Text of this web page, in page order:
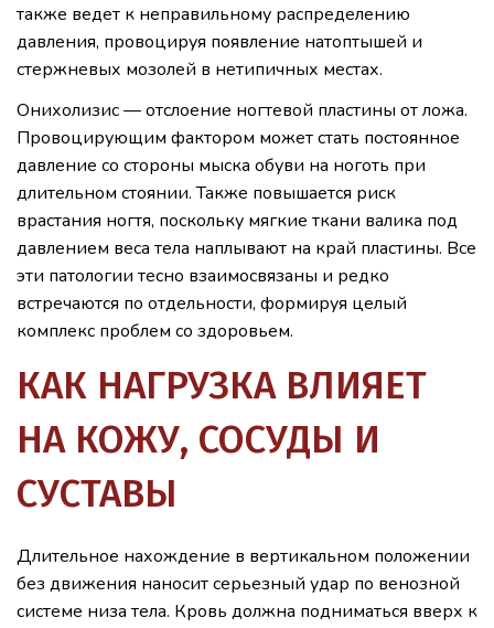
также ведет к неправильному распределению
давления, провоцируя появление натоптышей и
стержневых мозолей в нетипичных местах.
Онихолизис — отслоение ногтевой пластины от ложа.
Провоцирующим фактором может стать постоянное
давление со стороны мыска обуви на ноготь при
длительном стоянии. Также повышается риск
врастания ногтя, поскольку мягкие ткани валика под
давлением веса тела наплывают на край пластины. Все
эти патологии тесно взаимосвязаны и редко
встречаются по отдельности, формируя целый
комплекс проблем со здоровьем.
КАК НАГРУЗКА ВЛИЯЕТ
НА КОЖУ, СОСУДЫ И
СУСТАВЫ
Длительное нахождение в вертикальном положении
без движения наносит серьезный удар по венозной
системе низа тела. Кровь должна подниматься вверх к